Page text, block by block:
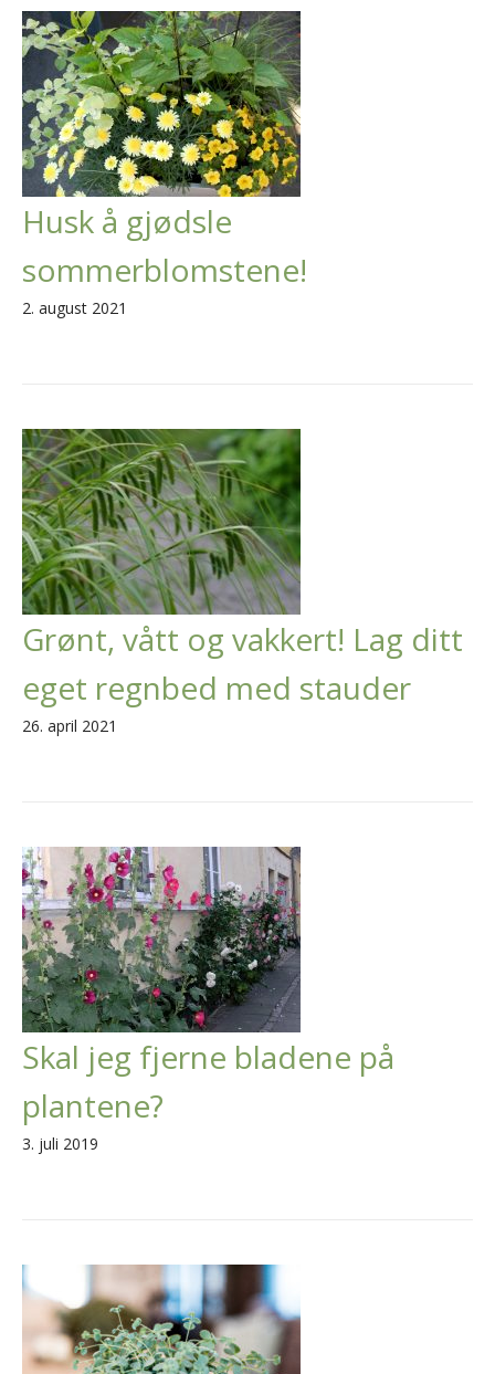
Husk å gjødsle
sommerblomstene!
2. august 2021
Grønt, vått og vakkert! Lag ditt
eget regnbed med stauder
26. april 2021
Skal jeg fjerne bladene på
plantene?
3. juli 2019